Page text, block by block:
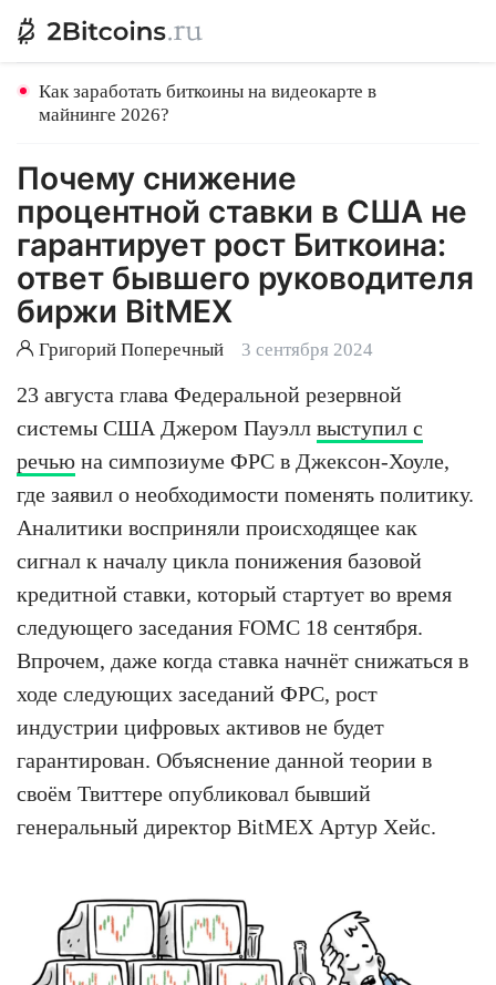
Как заработать биткоины на видеокарте в
майнинге 2026?
Почему снижение
процентной ставки в США не
гарантирует рост Биткоина:
ответ бывшего руководителя
биржи BitMEX
Григорий Поперечный 3 сентября 2024
23 августа глава Федеральной резервной
системы США Джером Пауэлл выступил с
речью на симпозиуме ФРС в Джексон-Хоуле,
где заявил о необходимости поменять политику.
Аналитики восприняли происходящее как
сигнал к началу цикла понижения базовой
кредитной ставки, который стартует во время
следующего заседания FOMC 18 сентября.
Впрочем, даже когда ставка начнёт снижаться в
ходе следующих заседаний ФРС, рост
индустрии цифровых активов не будет
гарантирован. Объяснение данной теории в
своём Твиттере опубликовал бывший
генеральный директор BitMEX Артур Хейс.